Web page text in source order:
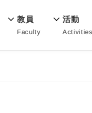
教員
Faculty
活動